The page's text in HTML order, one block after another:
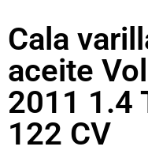
Cala
aceite
2011 1.4
122 CV